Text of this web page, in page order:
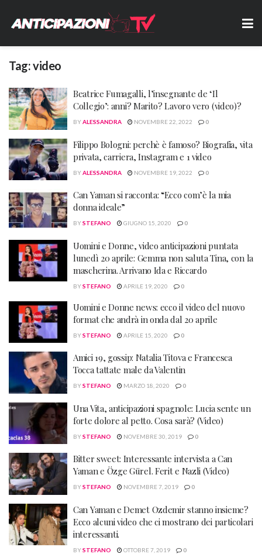
Tag:video
Beatrice Fumagalli, l’insegnante de ‘Il
Collegio’: anni? Marito? Lavoro vero (video)?
BYALESSANDRA NOVEMBRE 22, 2022 0
Filippo Bologni: perchè è famoso? Biografia, vita
privata, carriera, Instagram e 1 video
BYALESSANDRA NOVEMBRE 19, 2022 0
Can Yaman si racconta: “Ecco com’è la mia
donna ideale”
BYSTEFANO GIUGNO 15, 2020 0
Uomini e Donne, video anticipazioni puntata
lunedì 20 aprile: Gemma non saluta Tina, con la
mascherina. Arrivano Ida e Riccardo
BYSTEFANO APRILE 19, 2020 0
Uomini e Donne news: ecco il video del nuovo
format che andrà in onda dal 20 aprile
BYSTEFANO APRILE 15, 2020 0
Amici 19, gossip: Natalia Titova e Francesca
Tocca tattate male da Valentin
BYSTEFANO MARZO 18, 2020 0
Una Vita, anticipazioni spagnole: Lucia sente un
forte dolore al petto. Cosa sarà? (Video)
BYSTEFANO NOVEMBRE 30, 2019 0
Bitter sweet: Interessante intervista a Can
Yaman e Özge Gürel. Ferit e Nazli (Video)
BYSTEFANO NOVEMBRE 7, 2019 0
Can Yaman e Demet Ozdemir stanno insieme?
Ecco alcuni video che ci mostrano dei particolari
interessanti.
BYSTEFANO OTTOBRE 7, 2019 0